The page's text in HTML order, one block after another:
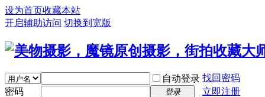
设为首页收藏本站
开启辅助访问 切换到宽版
自动登录 找回密码
密码
登录
立即注册